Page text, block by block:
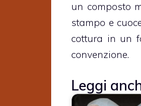
un composto
stampo e
cottura in un
convenzione.
Leggi